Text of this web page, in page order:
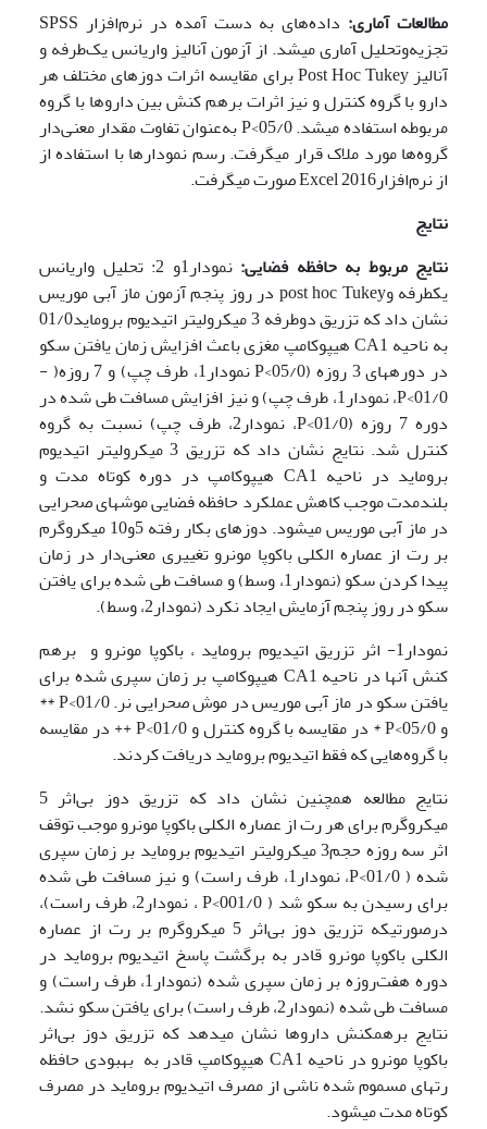
مطالعات آماری:
داده‌های به دست آمده در نرم‌افزار SPSS
تجزیه‌وتحلیل آماری می­شد. از آزمون آنالیز واریانس یک‌طرفه و
آنالیز Post Hoc Tukey برای مقایسه اثرات دوزهای مختلف هر
دارو با گروه کنترل و نیز اثرات برهم کنش بین داروها با گروه
مربوطه استفاده می­شد. 05/0>P به‌عنوان تفاوت مقدار معنی‌دار
گروه‌ها مورد ملاک قرار می­گرفت. رسم نمودارها با استفاده از
از نرم‌افزار­Excel 2016 صورت می­گرفت.
نتایج
نتایج مربوط به حافظه فضایی:
نمودار1و 2: تحلیل واریانس
یکطرفه وpost hoc Tukey در روز پنجم آزمون ماز آبی موریس
نشان داد که تزریق دوطرفه 3 میکرولیتر اتیدیوم بروماید01/0
به ناحیه CA1 هیپوکامپ مغزی باعث افزایش زمان یافتن سکو
در دوره­های 3 روزه (05/0>P­ نمودار­1، طرف چپ) و 7 روزه( ­
01/0>P، نمودار­1، طرف چپ) و نیز افزایش مسافت طی شده در
دوره 7 روزه (01/0>P، نمودار2، طرف چپ) نسبت به گروه
کنترل شد. نتایج نشان داد که تزریق 3 میکرولیتر اتیدیوم
بروماید در ناحیه CA1 هیپوکامپ در دوره کوتاه مدت و
بلندمدت موجب کاهش عملکرد حافظه فضایی موش­های صحرایی
در ماز آبی موریس می­شود. دوزهای بکار رفته 5و10 میکروگرم
بر رت از عصاره الکلی باکوپا مونرو تغییری معنی‌دار در زمان
پیدا کردن سکو (نمودار1، وسط) و مسافت طی شده برای یافتن
سکو در روز پنجم آزمایش ایجاد نکرد (نمودار2، وسط).
نمودار1- اثر تزریق اتیدیوم بروماید ، باکوپا مونرو و برهم
کنش آنها در ناحیه CA1 هیپوکامپ بر زمان سپری شده برای
یافتن سکو در ماز آبی موریس در موش صحرایی نر. 01/0>P **
و 05/0>P * در مقایسه با گروه کنترل و 01/0>P ++ در مقایسه
با گروه‌هایی که فقط اتیدیوم بروماید دریافت کردند.
نتایج مطالعه همچنین نشان داد که تزریق دوز بی‌اثر 5
میکروگرم برای هر رت از عصاره الکلی باکوپا مونرو موجب توقف
اثر سه روزه حجم3 میکرولیتر اتیدیوم بروماید بر زمان سپری
شده ( 01/0>P، نمودار1، طرف راست) و نیز مسافت طی شده
برای رسیدن به سکو شد­­ ( 001/0>P ، نمودار2­، طرف راست)،
درصورتیکه تزریق دوز بی‌اثر 5 میکروگرم بر رت از عصاره
الکلی باکوپا مونرو قادر به برگشت پاسخ اتیدیوم بروماید در
دوره هفت‌روزه بر زمان سپری شده (نمودار1، طرف راست) و
مسافت طی شده (نمودار2، طرف راست) برای یافتن سکو نشد.
نتایج برهم­کنش داروها نشان می­دهد که تزریق دوز بی‌اثر
باکوپا مونرو در ناحیه CA1 هیپوکامپ قادر به بهبودی حافظه
رت­های مسموم شده ناشی از مصرف اتیدیوم بروماید در مصرف
کوتاه مدت می­شود.